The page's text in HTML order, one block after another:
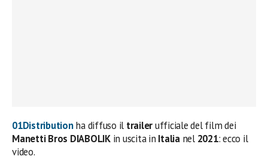
01Distributionha diffuso il trailerufficiale del film dei
Manetti Bros DIABOLIKin uscita in Italia nel 2021: ecco il
video.